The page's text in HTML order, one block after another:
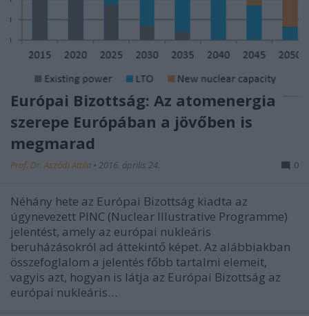
Európai Bizottság: Az atomenergia
szerepe Európában a jövőben is
megmarad
Prof. Dr. Aszódi Attila • 2016. április 24. 0
Néhány hete az Európai Bizottság kiadta az
úgynevezett PINC (Nuclear Illustrative Programme)
jelentést, amely az európai nukleáris
beruházásokról ad áttekintő képet. Az alábbiakban
összefoglalom a jelentés főbb tartalmi elemeit,
vagyis azt, hogyan is látja az Európai Bizottság az
európai nukleáris…